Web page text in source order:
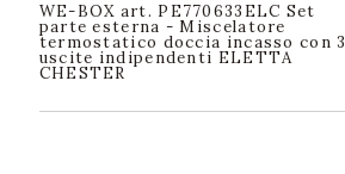
WE-BOX art. PE770633ELC Set
parte esterna - Miscelatore
termostatico doccia incasso con 3
uscite indipendenti ELETTA
CHESTER